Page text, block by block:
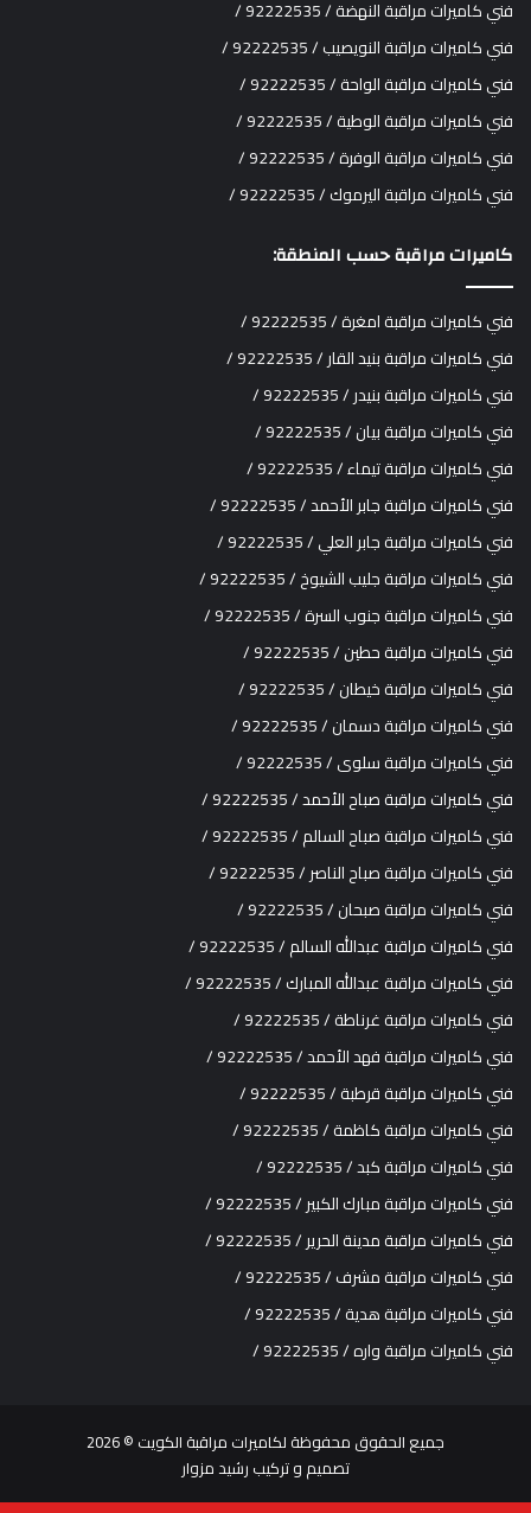
فني كاميرات مراقبة النهضة / 92222535 /
فني كاميرات مراقبة النويصيب / 92222535 /
فني كاميرات مراقبة الواحة / 92222535 /
فني كاميرات مراقبة الوطية / 92222535 /
فني كاميرات مراقبة الوفرة / 92222535 /
فني كاميرات مراقبة اليرموك / 92222535 /
كاميرات مراقبة حسب المنطقة:
فني كاميرات مراقبة امغرة / 92222535 /
فني كاميرات مراقبة بنيد القار / 92222535 /
فني كاميرات مراقبة بنيدر / 92222535 /
فني كاميرات مراقبة بيان / 92222535 /
فني كاميرات مراقبة تيماء / 92222535 /
فني كاميرات مراقبة جابر الأحمد / 92222535 /
فني كاميرات مراقبة جابر العلي / 92222535 /
فني كاميرات مراقبة جليب الشيوخ / 92222535 /
فني كاميرات مراقبة جنوب السرة / 92222535 /
فني كاميرات مراقبة حطين / 92222535 /
فني كاميرات مراقبة خيطان / 92222535 /
فني كاميرات مراقبة دسمان / 92222535 /
فني كاميرات مراقبة سلوى / 92222535 /
فني كاميرات مراقبة صباح الأحمد / 92222535 /
فني كاميرات مراقبة صباح السالم / 92222535 /
فني كاميرات مراقبة صباح الناصر / 92222535 /
فني كاميرات مراقبة صبحان / 92222535 /
فني كاميرات مراقبة عبدالله السالم / 92222535 /
فني كاميرات مراقبة عبدالله المبارك / 92222535 /
فني كاميرات مراقبة غرناطة / 92222535 /
فني كاميرات مراقبة فهد الأحمد / 92222535 /
فني كاميرات مراقبة قرطبة / 92222535 /
فني كاميرات مراقبة كاظمة / 92222535 /
فني كاميرات مراقبة كبد / 92222535 /
فني كاميرات مراقبة مبارك الكبير / 92222535 /
فني كاميرات مراقبة مدينة الحرير / 92222535 /
فني كاميرات مراقبة مشرف / 92222535 /
فني كاميرات مراقبة هدية / 92222535 /
فني كاميرات مراقبة واره / 92222535 /
جميع الحقوق محفوظة لكاميرات مراقبة الكويت © 2026
تصميم و تركيب رشيد مزوار